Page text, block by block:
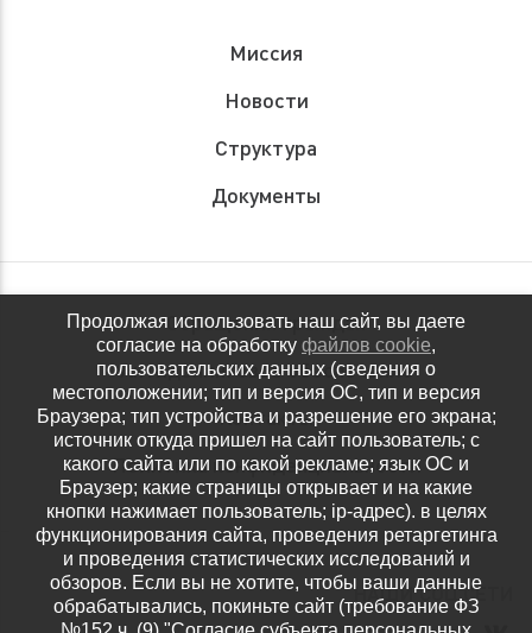
Миссия
Новости
Структура
Документы
Обращения граждан
Антидопинговое обеспечение
Контакты
Политика конфиденциальности
НАШИ СОЦ.СЕТИ
Продолжая использовать наш сайт, вы даете
согласие на обработку файлов cookie,
пользовательских данных (сведения о
местоположении; тип и версия ОС, тип и версия
Браузера; тип устройства и разрешение его экрана;
источник откуда пришел на сайт пользователь; с
какого сайта или по какой рекламе; язык ОС и
Браузер; какие страницы открывает и на какие
кнопки нажимает пользователь; ip-адрес). в целях
функционирования сайта, проведения ретаргетинга
и проведения статистических исследований и
обзоров. Если вы не хотите, чтобы ваши данные
обрабатывались, покиньте сайт (требование ФЗ